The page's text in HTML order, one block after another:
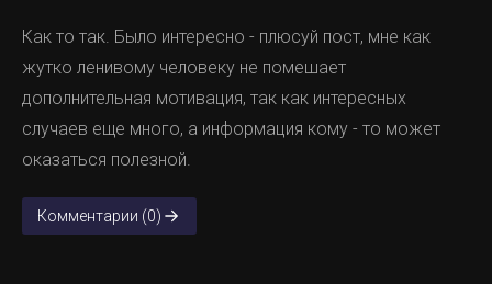
Как то так. Было интересно - плюсуй пост, мне как
жутко ленивому человеку не помешает
дополнительная мотивация, так как интересных
случаев еще много, а информация кому - то может
оказаться полезной.
Комментарии (0)